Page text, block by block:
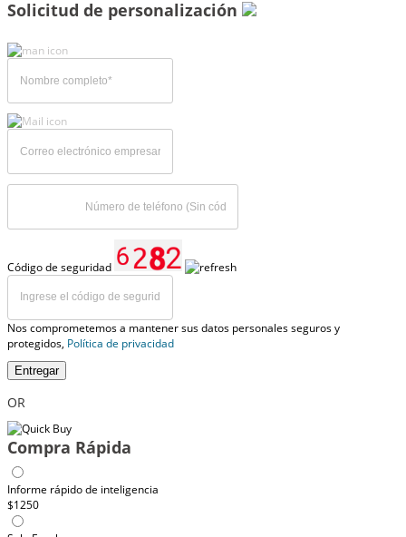
Solicitud de personalización
Código de seguridad
Nos comprometemos a mantener sus datos personales seguros y
protegidos, Política de privacidad
Entregar
OR
Compra Rápida
Informe rápido de inteligencia
$1250